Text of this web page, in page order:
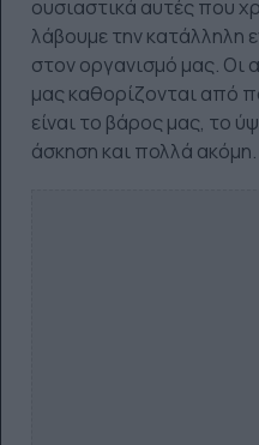
ουσιαστικά αυτές που
λάβουμε την κατάλληλη
στον οργανισμό μας. Οι
μας καθορίζονται από
είναι το βάρος μας, το
άσκηση και πολλά ακόμη.